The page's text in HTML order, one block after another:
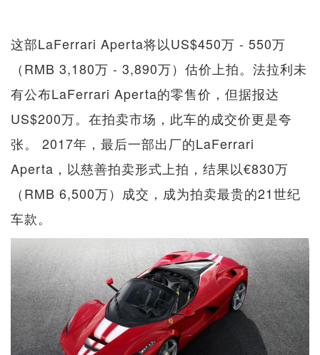
这部LaFerrari Aperta将以US$450万 - 550万
（RMB 3,180万 - 3,890万）估价上拍。法拉利未
有公布LaFerrari Aperta的零售价，但据报达
US$200万。在拍卖市场，此车的成交价更是夸
张。 2017年，最后一部出厂的LaFerrari
Aperta，以慈善拍卖形式上拍，结果以€830万
（RMB 6,500万）成交，成为拍卖最贵的21世纪
车款。